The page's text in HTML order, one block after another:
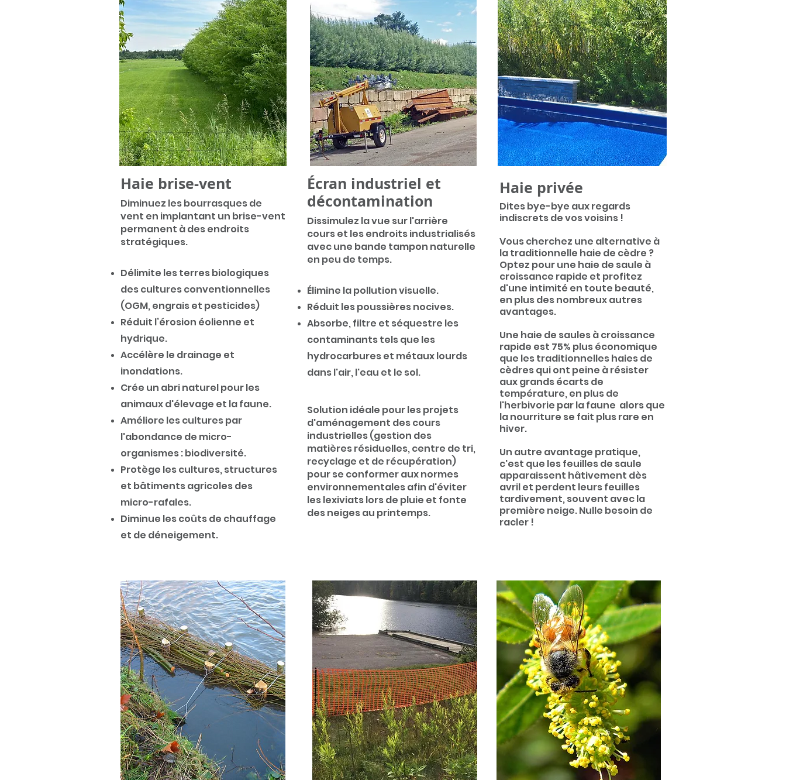
Haie brise-vent
Diminuez les bourrasques de
vent en implantant un brise-vent
permanent à des endroits
stratégiques.
Délimite les terres biologiques
des cultures conventionnelles
(OGM, engrais et pesticides)
Réduit l’érosion éolienne et
hydrique.
Accélère le drainage et
inondations.
Crée un abrinaturel pour les
animaux d'élevage et la faune.
Améliore les cultures par
l'abondance de micro-
organismes : biodiversité.
Protège les cultures, structures
et bâtiments agricoles des
micro-rafales.
Diminue les coûts de chauffage
et de déneigement.
Écran industriel et
décontamination
Dissimulez la vue sur l'arrière
cours et les endroits industrialisés
avec une bande tampon naturelle
en peu de temps.
Élimine la pollution visuelle.
Réduit les poussières nocives.
Absorbe, filtre et séquestre les
contaminants tels que les
hydrocarbures et métaux lourds
dans l'air, l'eau et le sol.
Solution idéale pour les projets
d'aménagement des cours
industrielles (gestion des
matières résiduelles, centre de tri,
recyclage et de récupération)
pour se conformer aux normes
environnementales afin d'éviter
les lexiviats lors de pluie et fonte
des neiges au printemps.
Haie privée
Dites bye-bye aux regards
indiscrets de vos voisins !
Vous cherchez une alternative à
la traditionnelle haie de cèdre ?
Optez pour une haie de saule à
croissance rapide et profitez
d'une intimité en toute beauté,
en plus des nombreux autres
avantages.
Une haie de saules à croissance
rapide est 75% plus économique
que les traditionnelles haies de
cèdres qui ont peine à résister
aux grands écarts de
température, en plus de
l'herbivorie par la faune alors que
la nourriture se fait plus rare en
hiver.
Un autre avantage pratique,
c'est que les feuilles de saule
apparaissent hâtivement dès
avril et perdent leurs feuilles
tardivement, souvent avec la
première neige. Nulle besoin de
racler !